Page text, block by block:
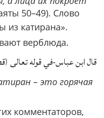
50–49). Слово
из катирана».
верблюда.
قال ابن عباس-في قوله تعالى
– это горячая
комментаторов,